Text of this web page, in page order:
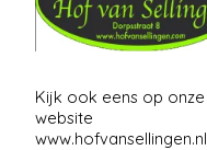
Kijk ook eens op onze
website
www.hofvansellingen.nl